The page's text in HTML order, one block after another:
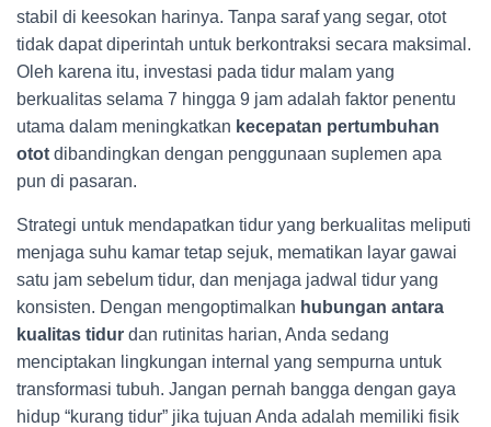
stabil di keesokan harinya. Tanpa saraf yang segar, otot
tidak dapat diperintah untuk berkontraksi secara maksimal.
Oleh karena itu, investasi pada tidur malam yang
berkualitas selama 7 hingga 9 jam adalah faktor penentu
utama dalam meningkatkan kecepatan pertumbuhan
otot dibandingkan dengan penggunaan suplemen apa
pun di pasaran.
Strategi untuk mendapatkan tidur yang berkualitas meliputi
menjaga suhu kamar tetap sejuk, mematikan layar gawai
satu jam sebelum tidur, dan menjaga jadwal tidur yang
konsisten. Dengan mengoptimalkan hubungan antara
kualitas tidur dan rutinitas harian, Anda sedang
menciptakan lingkungan internal yang sempurna untuk
transformasi tubuh. Jangan pernah bangga dengan gaya
hidup “kurang tidur” jika tujuan Anda adalah memiliki fisik